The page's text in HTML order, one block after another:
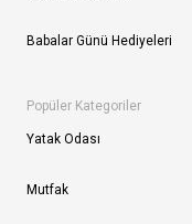
Babalar Günü Hediyeleri
Popüler Kategoriler
Yatak Odası
Mutfak